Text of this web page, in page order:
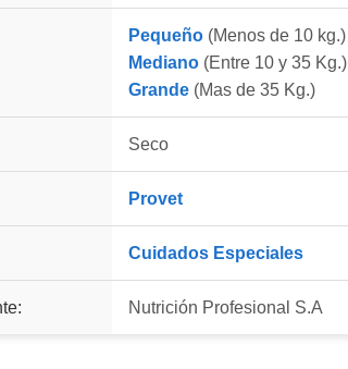
Pequeño (Menos de 10 kg.)
Mediano (Entre 10 y 35 Kg.)
Grande (Mas de 35 Kg.)
Seco
Provet
Cuidados Especiales
Nutrición Profesional S.A